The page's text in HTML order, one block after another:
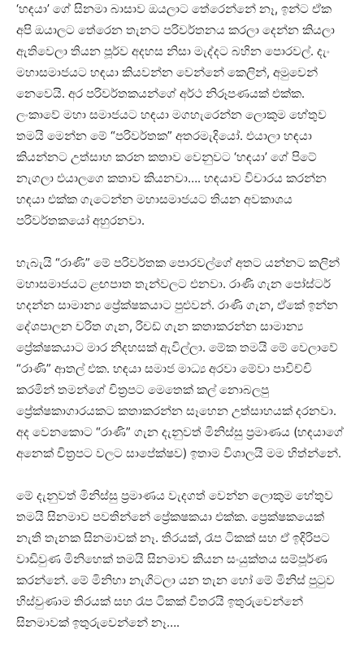
‘හඳයා’ ගේ සිනමා බාසාව ඔයලාට තේරෙන්නේ නෑ, ඉන්ට ඒක
අපි ඔයාලට තේරෙන තැනට පරිවර්තනය කරලා දෙන්න කියලා
ඇතිවෙලා තියන පූර්ව අදහස නිසා මැද්දට බහින පොරවල්. දැං
මහාසමාජයට හඳයා කියවන්න වෙන්නේ කෙලින්, අමුවෙන්
නෙවෙයි. අර පරිවර්තකයන්ගේ අර්ථ නිරූපණයක් එක්ක.
ලංකාවේ මහා සමාජයට හඳයා මගහැරෙන්න ලොකුම හේතුව
තමයි මෙන්න මේ “පරිවර්තක” අතරමැදියෝ. එයාලා හඳයා
කියන්නට උත්සාහ කරන කතාව වෙනුවට ‘හඳයා’ ගේ පිටේ
නැගලා එයාලගෙ කතාව කියනවා…. හඳයාව විචාරය කරන්න
හඳයා එක්ක ගැටෙන්න මහාසමාජයට තියන අවකාශය
පරිවර්තකයෝ අහුරනවා.
හැබැයි “රාණි” මේ පරිවර්තක පොරවල්ගේ අතට යන්නට කලින්
මහාසමාජයට ළඟපාත තැන්වලට එනවා. රාණි ගැන පෝස්ටර්
හදන්න සාමාන්‍ය ප්‍රේක්ෂකයාට පුළුවන්. රාණි ගැන, ඒකේ ඉන්න
දේශපාලන චරිත ගැන, රිචඩ් ගැන කතාකරන්න සාමාන්‍ය
ප්‍රේක්ෂකයාට මාර නිදහසක් ඇවිල්ලා. මේක තමයි මේ වෙලාවේ
“රාණි” ආතල් එක. හඳයා සමාජ මාධ්‍ය අරවා මේවා පාවිච්චි
කරමින් තමන්ගේ චිත්‍රපට මෙතෙක් කල් නොබලපු
ප්‍රේක්ෂකාගාරයකට කතාකරන්න සෑහෙන උත්සාහයක් දරනවා.
අද වෙනකොට “රාණි” ගැන දැනුවත් මිනිස්සු ප්‍රමාණය (හඳයාගේ
අනෙක් චිත්‍රපට වලට සාපේක්ෂව) ඉතාම විශාලයි මම හිත්න්නේ.
මේ දැනුවත් මිනිස්සු ප්‍රමාණය වැදගත් වෙන්න ලොකුම හේතුව
තමයි සිනමාව පවතින්නේ ප්‍රේකෂකයා එක්ක. ප්‍රෙක්ෂකයෙක්
නැති තැනක සිනමාවක් නෑ. තිරයක්, රෑප ටිකක් සහ ඒ ඉදිරිපට
වාඩිවුණ මිනිහෙක් තමයි සිනමාව කියන සංයුක්තය සම්පූර්ණ
කරන්නේ. මේ මිනිහා නැගිටලා යන තැන හෝ මේ මිනිස් පුටුව
හිස්වුණාම තිරයක් සහ රෑප ටිකක් විතරයි ඉතුරුවෙන්නේ
සිනමාවක් ඉතුරුවෙන්නේ නෑ….